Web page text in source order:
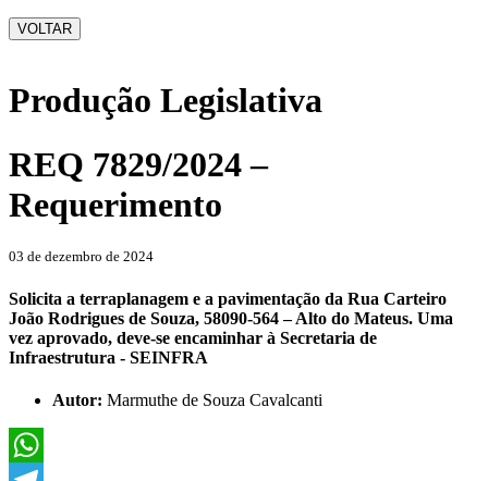
VOLTAR
Produção Legislativa
REQ 7829/2024 –
Requerimento
03 de dezembro de 2024
Solicita a terraplanagem e a pavimentação da Rua Carteiro
João Rodrigues de Souza, 58090-564 – Alto do Mateus. Uma
vez aprovado, deve-se encaminhar à Secretaria de
Infraestrutura - SEINFRA
Autor: Marmuthe de Souza Cavalcanti